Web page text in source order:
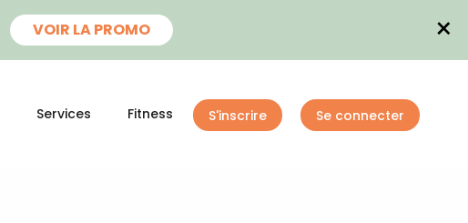
VOIR LA PROMO ×
Services Fitness S'inscrire Se connecter